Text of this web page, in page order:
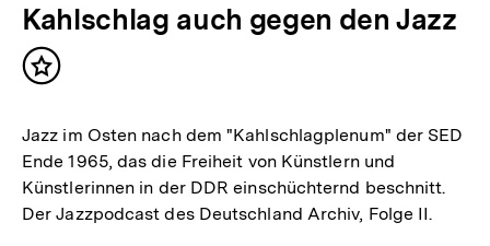
Kahlschlag auch gegen den Jazz
Inhalt
Jazz im Osten nach dem "Kahlschlagplenum" der SED
Ende 1965, das die Freiheit von Künstlern und
Künstlerinnen in der DDR einschüchternd beschnitt.
Der Jazzpodcast des Deutschland Archiv, Folge II.